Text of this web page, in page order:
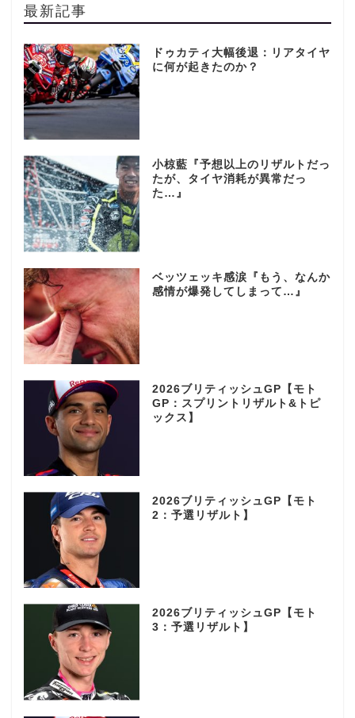
最新記事
ドゥカティ大幅後退：リアタイヤ
に何が起きたのか？
小椋藍『予想以上のリザルトだっ
たが、タイヤ消耗が異常だっ
た…』
ベッツェッキ感涙『もう、なんか
感情が爆発してしまって…』
2026ブリティッシュGP【モト
GP：スプリントリザルト&トピ
ックス】
2026ブリティッシュGP【モト
2：予選リザルト】
2026ブリティッシュGP【モト
3：予選リザルト】